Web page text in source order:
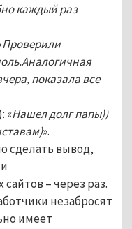
каждый раз
Проверили
показала все
«Нашел долг папы))
».
сделать вывод,
– через раз.
незабросят
имеет